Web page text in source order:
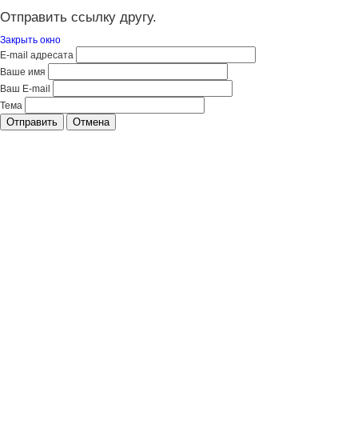
Отправить ссылку другу.
Закрыть окно
E-mail адресата
Ваше имя
Ваш E-mail
Тема
Отправить Отмена